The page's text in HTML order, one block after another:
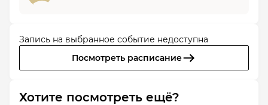
Запись на выбранное событие недоступна
Посмотреть расписание
Хотите посмотреть ещё?